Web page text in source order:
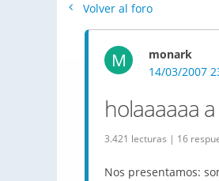
Volver al foro
M
monark
14/03/2007
holaaaaaa
3.421 lecturas | 16
Nos presentamos: